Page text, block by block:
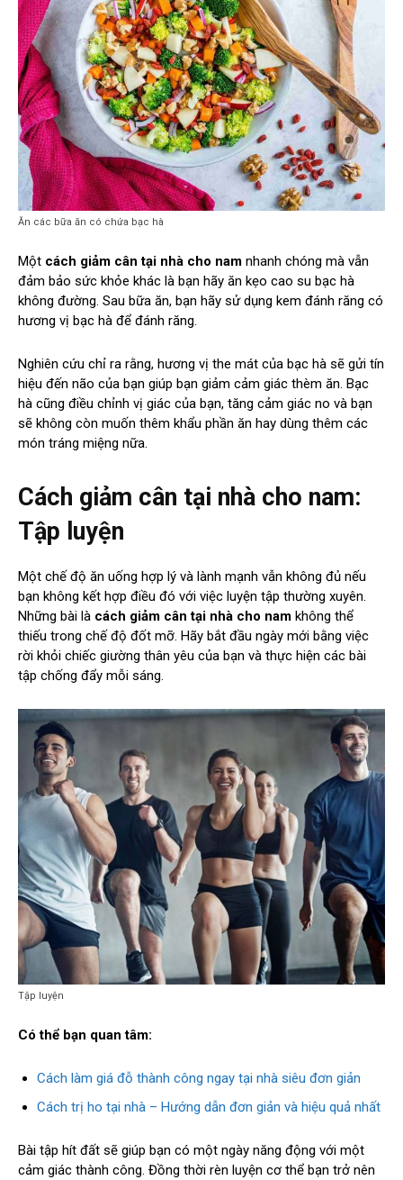
Ăn các bữa ăn có chứa bạc hà
Một cách giảm cân tại nhà cho nam nhanh chóng mà vẫn
đảm bảo sức khỏe khác là bạn hãy ăn kẹo cao su bạc hà
không đường. Sau bữa ăn, bạn hãy sử dụng kem đánh răng có
hương vị bạc hà để đánh răng.
Nghiên cứu chỉ ra rằng, hương vị the mát của bạc hà sẽ gửi tín
hiệu đến não của bạn giúp bạn giảm cảm giác thèm ăn. Bạc
hà cũng điều chỉnh vị giác của bạn, tăng cảm giác no và bạn
sẽ không còn muốn thêm khẩu phần ăn hay dùng thêm các
món tráng miệng nữa.
Cách giảm cân tại nhà cho nam:
Tập luyện
Một chế độ ăn uống hợp lý và lành mạnh vẫn không đủ nếu
bạn không kết hợp điều đó với việc luyện tập thường xuyên.
Những bài là cách giảm cân tại nhà cho nam không thể
thiếu trong chế độ đốt mỡ. Hãy bắt đầu ngày mới bằng việc
rời khỏi chiếc giường thân yêu của bạn và thực hiện các bài
tập chống đẩy mỗi sáng.
Tập luyện
Có thể bạn quan tâm:
Cách làm giá đỗ thành công ngay tại nhà siêu đơn giản
Cách trị ho tại nhà – Hướng dẫn đơn giản và hiệu quả nhất
Bài tập hít đất sẽ giúp bạn có một ngày năng động với một
cảm giác thành công. Đồng thời rèn luyện cơ thể bạn trở nên